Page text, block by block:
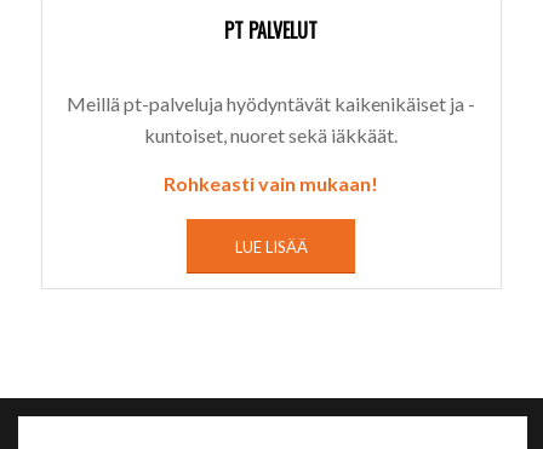
PT PALVELUT
Meillä pt-palveluja hyödyntävät kaikenikäiset ja -
kuntoiset, nuoret sekä iäkkäät.
Rohkeasti vain mukaan!
LUE LISÄÄ